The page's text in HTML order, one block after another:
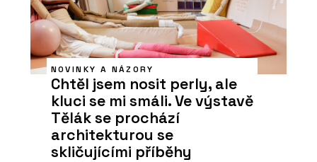
NOVINKY A NÁZORY
Chtěl jsem nosit perly, ale
kluci se mi smáli. Ve výstavě
Tělák se prochází
architekturou se
skličujícími příběhy